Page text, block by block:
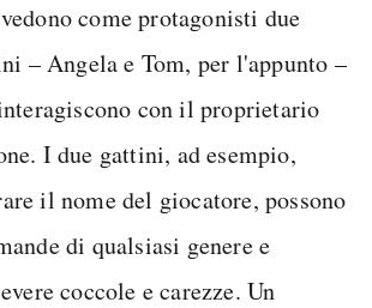
vedono come protagonisti due
– Angela e Tom, per l'appunto –
con il proprietario
I due gattini, ad esempio,
il nome del giocatore, possono
di qualsiasi genere e
coccole e carezze. Un